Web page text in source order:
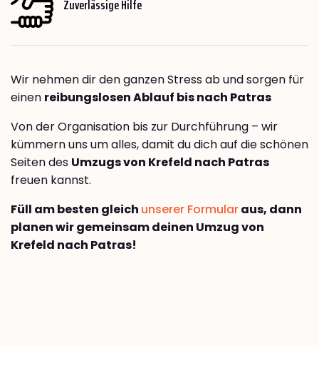
Zuverlässige Hilfe
Wir nehmen dir den ganzen Stress ab und sorgen für
einen reibungslosen Ablauf bis nach Patras
Von der Organisation bis zur Durchführung – wir
kümmern uns um alles, damit du dich auf die schönen
Seiten des Umzugs von Krefeld nach Patras
freuen kannst.
Füll am besten gleich unserer Formularaus, dann
planen wir gemeinsam deinen Umzug von
Krefeld nach Patras!